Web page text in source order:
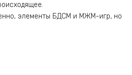
элементы БДСМ и МЖМ-игр, но